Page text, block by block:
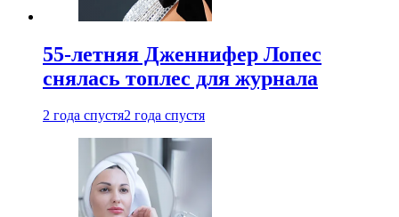
55-летняя Дженнифер Лопес
снялась топлес для журнала
2 года спустя2 года спустя